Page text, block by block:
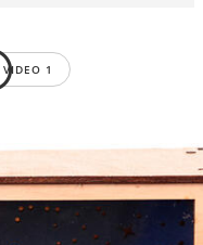
VIDEO 1